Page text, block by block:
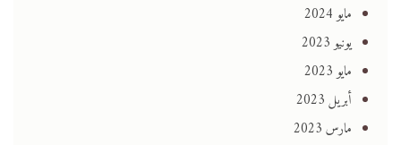
مايو 2024
يونيو 2023
مايو 2023
أبريل 2023
مارس 2023